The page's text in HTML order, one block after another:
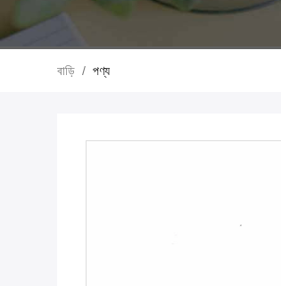
বাড়ি / পণ্য